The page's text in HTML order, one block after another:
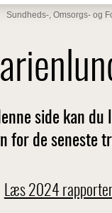
Sundheds-, Omsorgs- og
side kan
for de seneste
Læs 2024